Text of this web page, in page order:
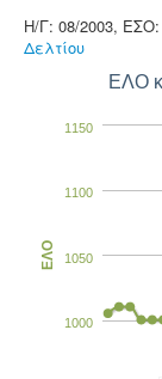
Η/Γ: 08/2003, ΕΣΟ:
Δελτίου
ΕΛΟ
1000
1050
1100
1150
ΕΛΟ